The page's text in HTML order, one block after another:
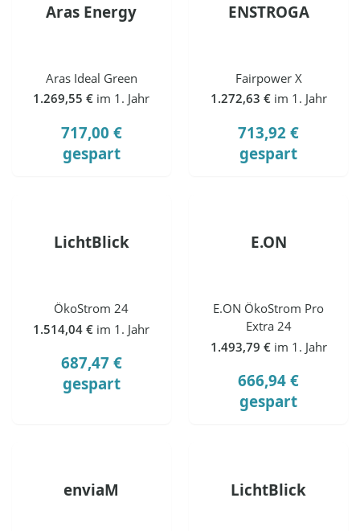
Aras Energy
Aras Ideal Green
1.269,55 € im 1. Jahr
717,00 €
gespart
ENSTROGA
Fairpower X
1.272,63 € im 1. Jahr
713,92 €
gespart
LichtBlick
ÖkoStrom 24
1.514,04 € im 1. Jahr
687,47 €
gespart
E.ON
E.ON ÖkoStrom Pro
Extra 24
1.493,79 € im 1. Jahr
666,94 €
gespart
enviaM LichtBlick